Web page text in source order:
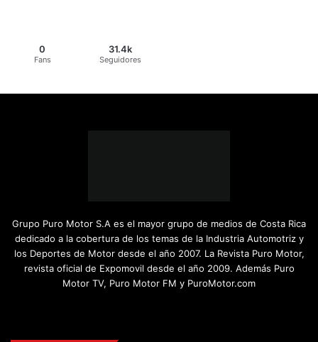
0
Fans
31.4k
Seguidores
Grupo Puro Motor S.A es el mayor grupo de medios de Costa Rica
dedicado a la cobertura de los temas de la Industria Automotriz y
los Deportes de Motor desde el año 2007. La Revista Puro Motor,
revista oficial de Expomovil desde el año 2009. Además Puro
Motor TV, Puro Motor FM y PuroMotor.com